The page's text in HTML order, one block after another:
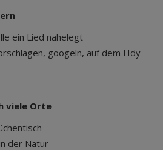
ein Lied nahelegt
googeln, auf dem Hdy
viele Orte
der Natur